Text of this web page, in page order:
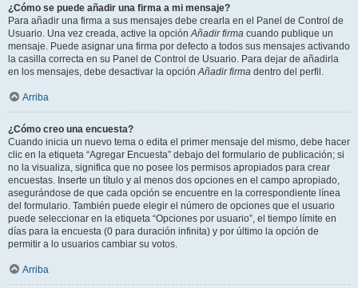
¿Cómo se puede añadir una firma a mi mensaje?
Para añadir una firma a sus mensajes debe crearla en el Panel de Control de
Usuario. Una vez creada, active la opciónAñadir firma cuando publique un
mensaje. Puede asignar una firma por defecto a todos sus mensajes activando
la casilla correcta en su Panel de Control de Usuario. Para dejar de añadirla
en los mensajes, debe desactivar la opciónAñadir firma dentro del perfil.
Arriba
¿Cómo creo una encuesta?
Cuando inicia un nuevo tema o edita el primer mensaje del mismo, debe hacer
clic en la etiqueta “Agregar Encuesta” debajo del formulario de publicación; si
no la visualiza, significa que no posee los permisos apropiados para crear
encuestas. Inserte un título y al menos dos opciones en el campo apropiado,
asegurándose de que cada opción se encuentre en la correspondiente línea
del formulario. También puede elegir el número de opciones que el usuario
puede seleccionar en la etiqueta “Opciones por usuario”, el tiempo límite en
días para la encuesta (0 para duración infinita) y por último la opción de
permitir a lo usuarios cambiar su votos.
Arriba